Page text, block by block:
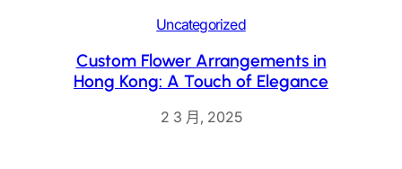
Uncategorized
Custom Flower Arrangements in
Hong Kong: A Touch of Elegance
2 3 月, 2025